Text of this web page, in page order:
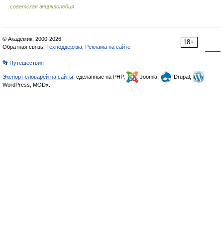
советская энциклопедия
18+
© Академик, 2000-2026
Обратная связь: Техподдержка Реклама на сайте
👣 Путешествия
Экспорт словарей на сайты , сделанные на PHP, Joomla,
Drupal,
WordPress, MODx.